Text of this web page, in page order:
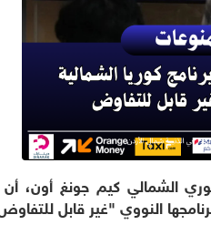
الشمالي كيم جونغ أون، أن
النووي "غير قابل